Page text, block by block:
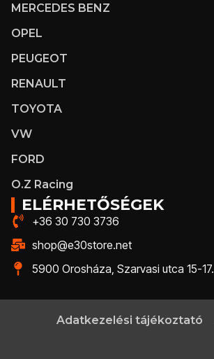
MERCEDES BENZ
OPEL
PEUGEOT
RENAULT
TOYOTA
VW
FORD
O.Z Racing
ELÉRHETŐSÉGEK
+36 30 730 3736
shop@e30store.net
5900 Orosháza, Szarvasi utca 15-17.
Adatkezelési tájékoztató